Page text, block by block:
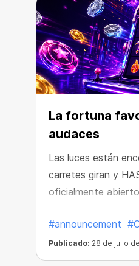
La fortuna
audaces
Las luces están
carretes giran y
oficialmente
#announcement
Publicado: 28 de julio